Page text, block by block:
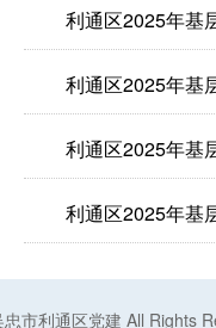
利通区2025年基
利通区2025年基
利通区2025年基
利通区2025年基
市利通区党建 All Rights